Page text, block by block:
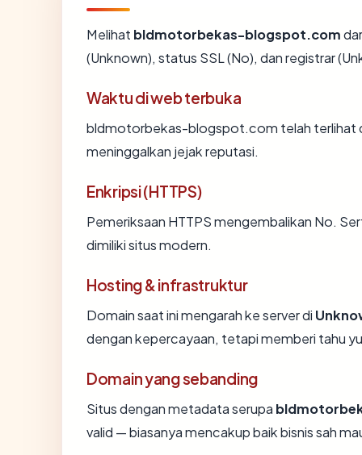
Melihat bldmotorbekas-blogspot.com
(Unknown), status SSL (No), dan registrar
Waktu di web terbuka
bldmotorbekas-blogspot.com telah terlihat
meninggalkan jejak reputasi.
Enkripsi (HTTPS)
Pemeriksaan HTTPS mengembalikan No.
dimiliki situs modern.
Hosting & infrastruktur
Domain saat ini mengarah ke server di
dengan kepercayaan, tetapi memberi tahu
Domain yang sebanding
Situs dengan metadata serupa
valid — biasanya mencakup baik bisnis sah